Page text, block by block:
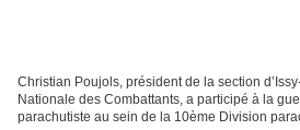
Christian Poujols, président de la section
Nationale des Combattants, a participé à la
parachutiste au sein de la 10ème Division